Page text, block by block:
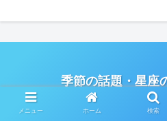
季節の話題・星座
© 2013 季節の話題 ネタ
メニュー ホーム 検索